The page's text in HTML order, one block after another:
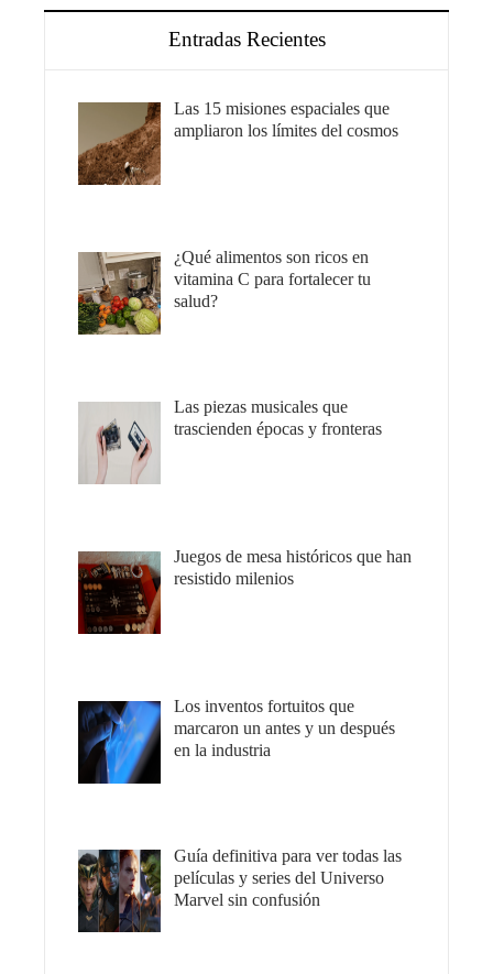
Entradas Recientes
Las 15 misiones espaciales que
ampliaron los límites del cosmos
¿Qué alimentos son ricos en
vitamina C para fortalecer tu
salud?
Las piezas musicales que
trascienden épocas y fronteras
Juegos de mesa históricos que han
resistido milenios
Los inventos fortuitos que
marcaron un antes y un después
en la industria
Guía definitiva para ver todas las
películas y series del Universo
Marvel sin confusión